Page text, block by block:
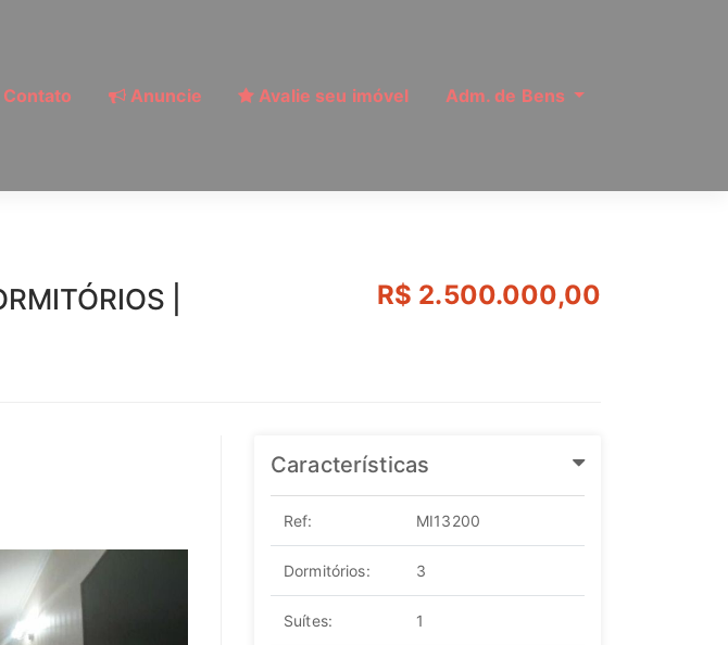
Contato Anuncie Avalie seu imóvel Adm. de Bens
São Paulo | Ref: MI13200
|
R$ 2.500.000,00
Características
Ref: MI13200
Dormitórios: 3
Suítes: 1